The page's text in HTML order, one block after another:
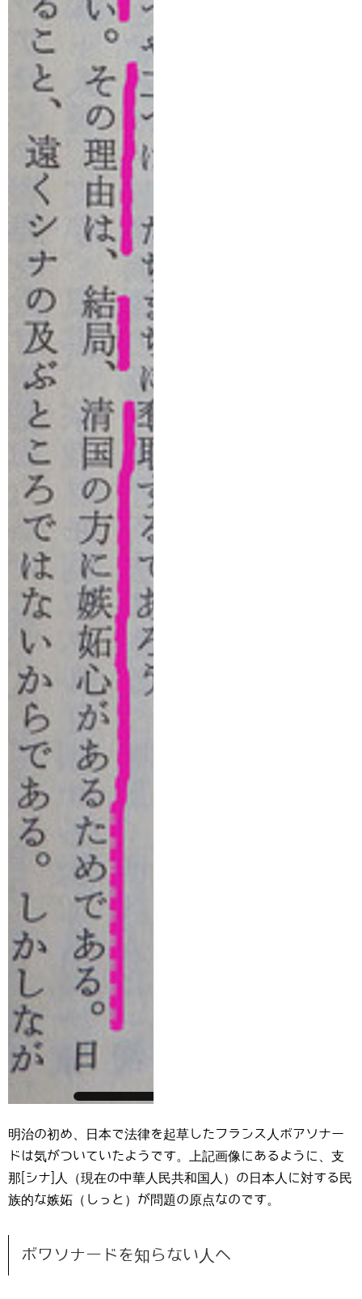
明治の初め、日本で法律を起草したフランス人ボアソナー
ドは気がついていたようです。上記画像にあるように、支
那[シナ]人（現在の中華人民共和国人）の日本人に対する民
族的な嫉妬（しっと）が問題の原点なのです。
ボワソナードを知らない人へ